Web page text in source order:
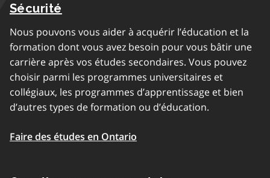
Sécurité
Nous pouvons vous aider à acquérir l’éducation et la
formation dont vous avez besoin pour vous bâtir une
carrière après vos études secondaires. Vous pouvez
choisir parmi les programmes universitaires et
collégiaux, les programmes d’apprentissage et bien
d’autres types de formation ou d’éducation.
Faire des études en Ontario